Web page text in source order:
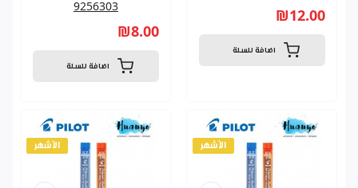
9256303
₪8.00
اضافة للسلة
₪12.00
اضافة للسلة
الأشهر الأشهر